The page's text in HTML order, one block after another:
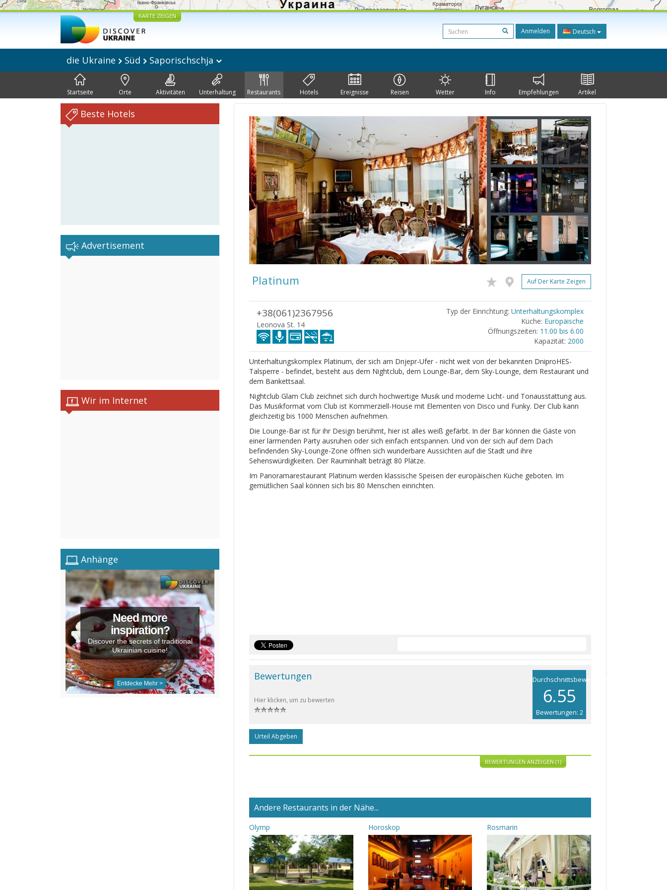
KARTE ZEIGEN
Anmelden Deutsch
die Ukraine Süd Saporischschja
Startseite Orte Aktivitäten Unterhaltung Restaurants Hotels Ereignisse Reisen Wetter Info Empfehlungen Artikel
Beste Hotels
Advertisement
Wir im Internet
Anhänge
Need more
inspiration?
Discover the secrets of traditional
Ukrainian cuisine!
Entdecke Mehr >
Platinum Auf Der Karte Zeigen
+38(061)2367956
Leonova St. 14
Typ der Einrichtung: Unterhaltungskomplex
Küche: Europäische
Öffnungszeiten: 11.00 bis 6.00
Kapazität: 2000
Unterhaltungskomplex Platinum, der sich am Dnjepr-Ufer - nicht weit von der bekannten DniproHES-
Talsperre - befindet, besteht aus dem Nightclub, dem Lounge-Bar, dem Sky-Lounge, dem Restaurant und
dem Bankettsaal.
Nightclub Glam Club zeichnet sich durch hochwertige Musik und moderne Licht- und Tonausstattung aus.
Das Musikformat vom Club ist Kommerziell-House mit Elementen von Disco und Funky. Der Club kann
gleichzeitig bis 1000 Menschen aufnehmen.
Die Lounge-Bar ist für ihr Design berühmt, hier ist alles weiß gefärbt. In der Bar können die Gäste von
einer lärmenden Party ausruhen oder sich einfach entspannen. Und von der sich auf dem Dach
befindenden Sky-Lounge-Zone öffnen sich wunderbare Aussichten auf die Stadt und ihre
Sehenswürdigkeiten. Der Rauminhalt beträgt 80 Plätze.
Im Panoramarestaurant Platinum werden klassische Speisen der europäischen Küche geboten. Im
gemütlichen Saal können sich bis 80 Menschen einrichten.
Durchschnittsbewertung
6.55
Bewertungen: 2
Bewertungen
Hier klicken, um zu bewerten
Urteil Abgeben
BEWERTUNGEN ANZEIGEN (1)
Andere Restaurants in der Nähe...
Olymp Horoskop Rosmarin